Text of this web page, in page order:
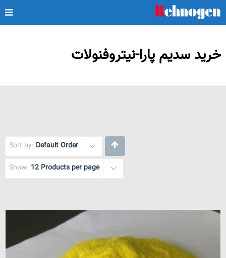
خرید سدیم پارا-نیتروفنولات
Sort by: Default Order
Show: 12 Products per page